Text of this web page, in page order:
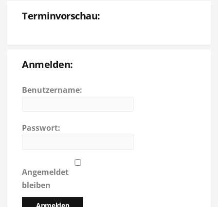
Terminvorschau:
Anmelden:
Benutzername:
Passwort:
Angemeldet
bleiben